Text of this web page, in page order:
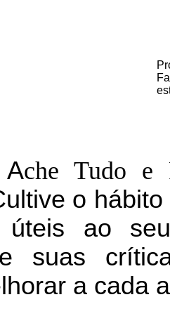
Ache Tudo e
o
úteis ao
suas
a cada